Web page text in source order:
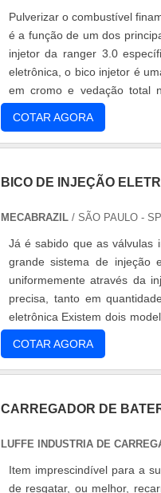
Pulverizar o combustível
é a função de um dos
injetor da ranger 3.0
eletrônica, o bico injetor é
em cromo e vedação total
COTAR AGORA
BICO DE INJEÇÃO
MECABRAZIL/ SÃO PAULO - SP
Já é sabido que as válvulas
grande sistema de injeção
uniformemente através da
precisa, tanto em
eletrônica Existem dois
COTAR AGORA
CARREGADOR DE
LUFFE INDUSTRIA DE
Item imprescindível para a
de resgatar, ou melhor,